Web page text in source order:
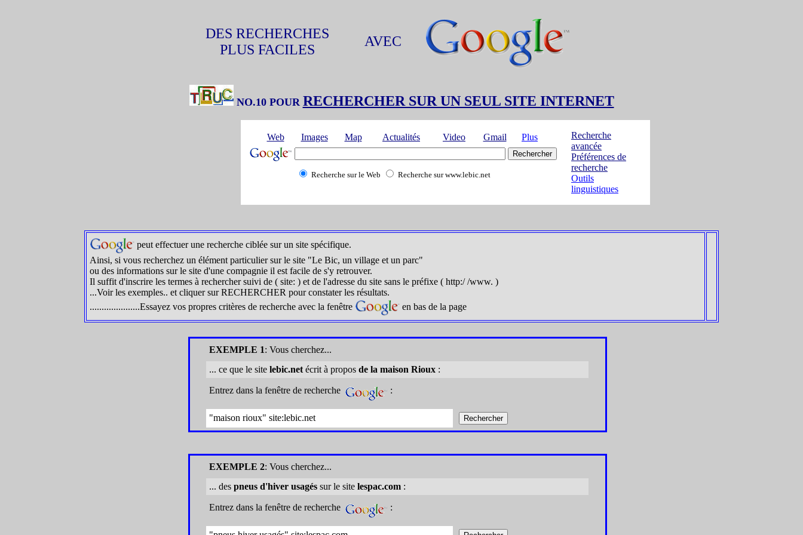
DES RECHERCHES
PLUS FACILES
AVEC
NO.10 POUR RECHERCHER SUR UN SEUL SITE INTERNET
Web Images Map Actualités Video Gmail Plus
Recherche sur le Web Recherche sur www.lebic.net
Recherche
avancée
Préférences de
recherche
Outils
linguistiques
peut effectuer une recherche ciblée sur un site spécifique.
Ainsi, si vous recherchez un élément particulier sur le site "Le Bic, un village et un parc"
ou des informations sur le site d'une compagnie il est facile de s'y retrouver.
Il suffit d'inscrire les termes à rechercher suivi de ( site: ) et de l'adresse du site sans le préfixe ( http:/ /www. )
...Voir les exemples.. et cliquer sur RECHERCHER pour constater les résultats.
.....................Essayez vos propres critères de recherche avec la fenêtre
en bas de la page
EXEMPLE 1: Vous cherchez...
... ce que le site lebic.net écrit à propos de la maison Rioux :
Entrez dans la fenêtre de recherche :
"maison rioux" site:lebic.net
EXEMPLE 2: Vous cherchez...
... des pneus d'hiver usagés sur le site lespac.com :
Entrez dans la fenêtre de recherche :